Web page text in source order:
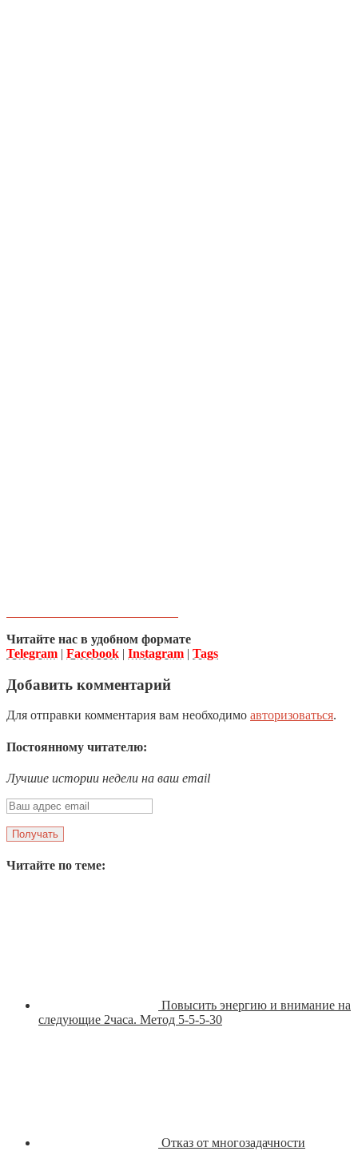
Читайте нас в удобном формате
Telegram | Facebook | Instagram | Tags
Добавить комментарий
Для отправки комментария вам необходимо авторизоваться.
Постоянному читателю:
Лучшие истории недели на ваш email
Читайте по теме:
Повысить энергию и внимание на
следующие 2часа. Метод 5-5-5-30
Отказ от многозадачности